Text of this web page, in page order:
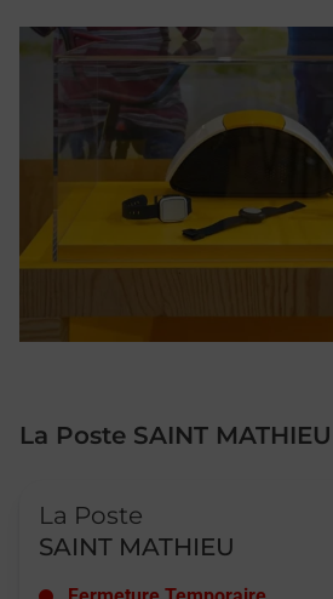
La Poste SAINT MATHIEU
La Poste
SAINT MATHIEU